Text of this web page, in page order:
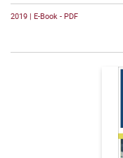
2019 | E-Book - PDF